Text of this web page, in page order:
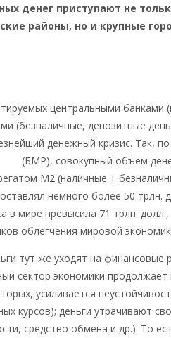
денег приступают не
районы, но и крупные
центральными банками
(безналичные, депозитные
денежный кризис. Так,
(БМР), совокупный объем
М2 (наличные +
немного более 50 трлн.
в мире превысила 71 трлн.
облегчения мировой
тут же уходят на финансовые
сектор экономики
усиливается
курсов); деньги утрачивают
средство обмена и др.). То